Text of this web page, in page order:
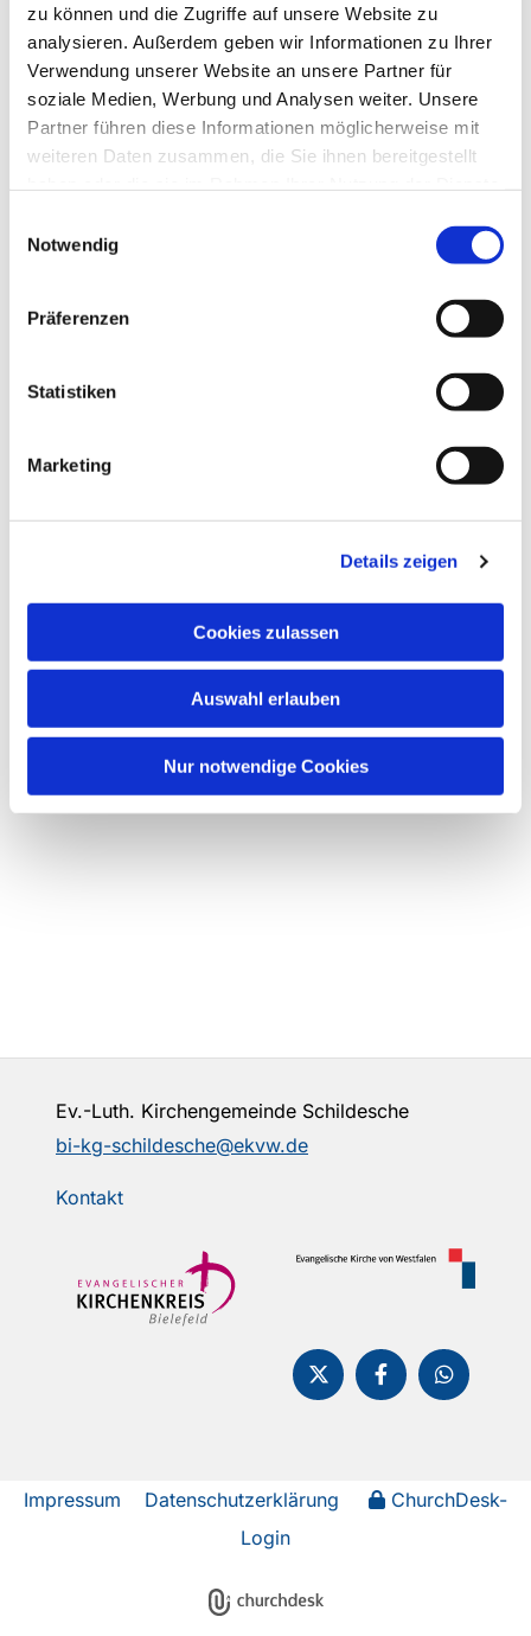
zu können und die Zugriffe auf unsere Website zu
analysieren. Außerdem geben wir Informationen zu Ihrer
Verwendung unserer Website an unsere Partner für
soziale Medien, Werbung und Analysen weiter. Unsere
Partner führen diese Informationen möglicherweise mit
weiteren Daten zusammen, die Sie ihnen bereitgestellt
Notwendig
Präferenzen
Statistiken
Marketing
Details zeigen
Cookies zulassen
Auswahl erlauben
Nur notwendige Cookies
Ev.-Luth. Kirchengemeinde Schildesche
bi-kg-schildesche@ekvw.de
Kontakt
Impressum Datenschutzerklärung
ChurchDesk-
Login